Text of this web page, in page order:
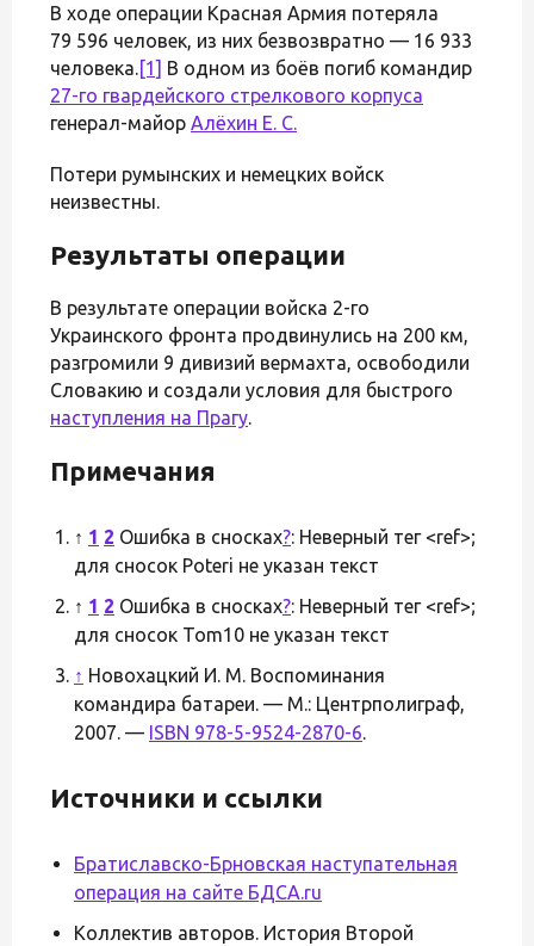
В ходе операции Красная Армия потеряла
79 596 человек, из них безвозвратно — 16 933
человека.[1] В одном из боёв погиб командир
27-го гвардейского стрелкового корпуса
генерал-майор Алёхин Е. С.
Потери румынских и немецких войск
неизвестны.
Результаты операции
В результате операции войска 2-го
Украинского фронта продвинулись на 200 км,
разгромили 9 дивизий вермахта, освободили
Словакию и создали условия для быстрого
наступления на Прагу.
Примечания
↑ 1 2 Ошибка в сносках?: Неверный тег <ref>;
для сносок Poteri не указан текст
↑ 1 2 Ошибка в сносках?: Неверный тег <ref>;
для сносок Tom10 не указан текст
↑ Новохацкий И. М. Воспоминания
командира батареи. — М.: Центрполиграф,
2007. — ISBN 978-5-9524-2870-6.
Источники и ссылки
Братиславско-Брновская наступательная
операция на сайте БДСА.ru
Коллектив авторов. История Второй